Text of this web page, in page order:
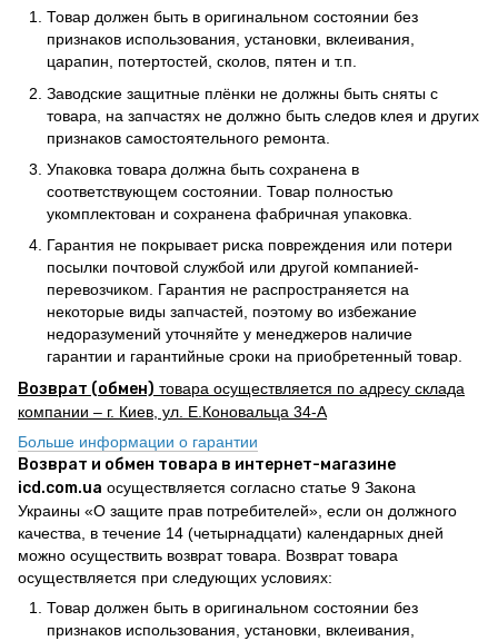
Товар должен быть в оригинальном состоянии без
признаков использования, установки, вклеивания,
царапин, потертостей, сколов, пятен и т.п.
Заводские защитные плёнки не должны быть сняты с
товара, на запчастях не должно быть следов клея и других
признаков самостоятельного ремонта.
Упаковка товара должна быть сохранена в
соответствующем состоянии. Товар полностью
укомплектован и сохранена фабричная упаковка.
Гарантия не покрывает риска повреждения или потери
посылки почтовой службой или другой компанией-
перевозчиком. Гарантия не распространяется на
некоторые виды запчастей, поэтому во избежание
недоразумений уточняйте у менеджеров наличие
гарантии и гарантийные сроки на приобретенный товар.
Возврат (обмен) товара осуществляется по адресу склада
компании – г. Киев, ул. Е.Коновальца 34-А
Больше информации о гарантии
Возврат и обмен товара в интернет-магазине
icd.com.ua осуществляется согласно статье 9 Закона
Украины «О защите прав потребителей», если он должного
качества, в течение 14 (четырнадцати) календарных дней
можно осуществить возврат товара. Возврат товара
осуществляется при следующих условиях:
Товар должен быть в оригинальном состоянии без
признаков использования, установки, вклеивания,